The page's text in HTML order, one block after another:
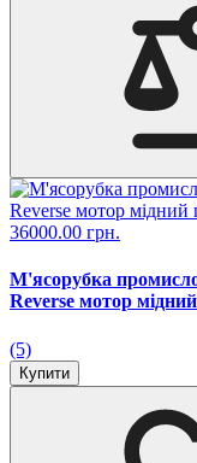
36000.00 грн.
М'ясорубка
Reverse мотор
(5)
Купити